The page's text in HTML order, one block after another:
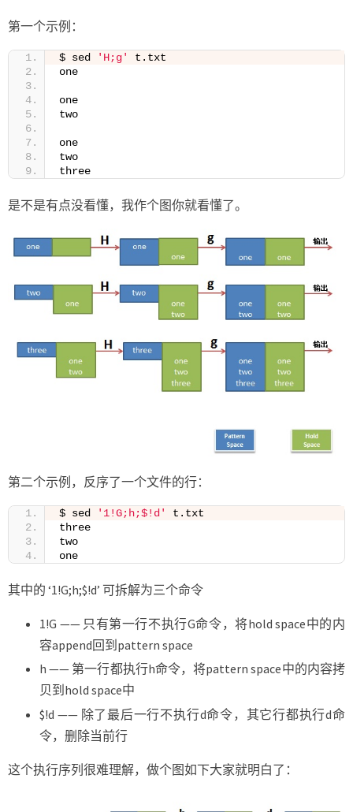
第一个示例：
$ sed 'H;g'
t.txt
one
one
two
one
two
three
是不是有点没看懂，我作个图你就看懂了。
第二个示例，反序了一个文件的行：
$ sed '1!G;h;$!d'
t.txt
three
two
one
其中的 ‘1!G;h;$!d’ 可拆解为三个命令
1!G —— 只有第一行不执行G命令，将hold space中的内
容append回到pattern space
h —— 第一行都执行h命令，将pattern space中的内容拷
贝到hold space中
$!d —— 除了最后一行不执行d命令，其它行都执行d命
令，删除当前行
这个执行序列很难理解，做个图如下大家就明白了：